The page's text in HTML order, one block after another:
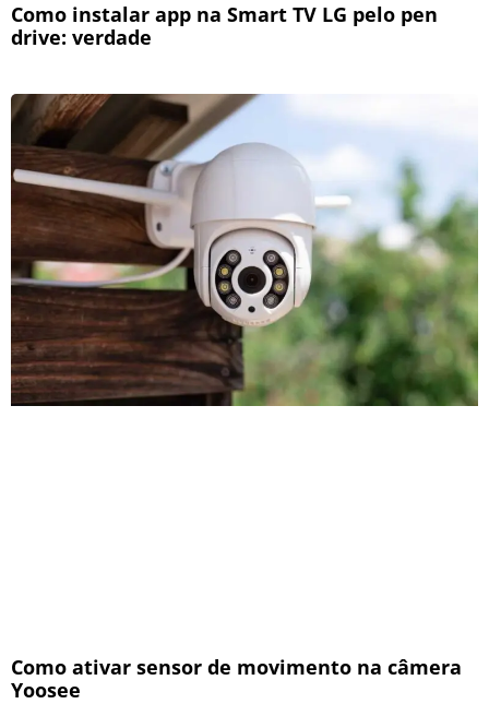
Como instalar app na Smart TV LG pelo pen
drive: verdade
Como ativar sensor de movimento na câmera
Yoosee